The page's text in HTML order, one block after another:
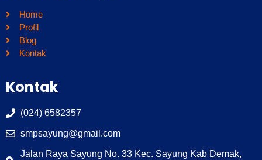
Home
Profil
Blog
Kontak
Kontak
(024) 6582357
smpsayung@gmail.com
Jalan Raya Sayung No. 33 Kec. Sayung Kab Demak,